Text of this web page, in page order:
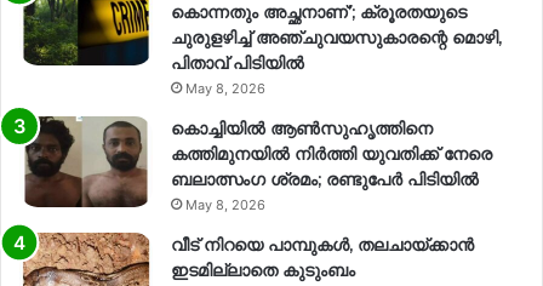
കൊന്നതും അച്ഛനാണ്’; ക്രൂരതയുടെ
ചുരുളഴിച്ച് അഞ്ചുവയസുകാരന്റെ മൊഴി,
പിതാവ് പിടിയിൽ
May 8, 2026
കൊച്ചിയിൽ ആൺസുഹൃത്തിനെ
കത്തിമുനയിൽ നിർത്തി യുവതിക്ക് നേരെ
ബലാത്സംഗ​ ശ്രമം; രണ്ടുപേർ പിടിയിൽ
May 8, 2026
വീട് നിറയെ പാമ്പുകൾ, തലചായ്ക്കാൻ
ഇടമില്ലാതെ കുടുംബം